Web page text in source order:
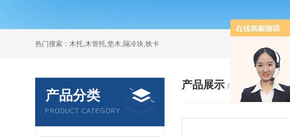
热门搜索：木托,木管托,垫木,隔冷块,铁卡
产品分类
PRODUCT CATEGORY
产品展示 / PRODUCTS